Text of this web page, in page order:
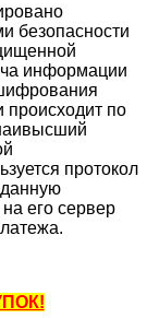
безопасности
информации
по
протокол
его сервер